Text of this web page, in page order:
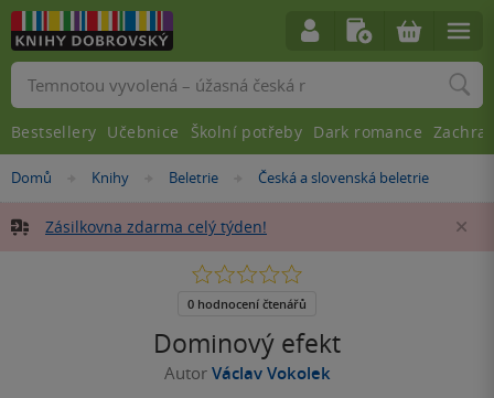
Nacházíte
zde:
Domů »
Knihy »
Beletrie »
Česká a slovenská beletrie
Zásilkovna zdarma celý týden!
Dominový efekt
Autor Václav Vokolek
0.0
5
0 hodnocení čtenářů
Vyhledávání
Bestsellery Učebnice Školní potřeby Dark romance